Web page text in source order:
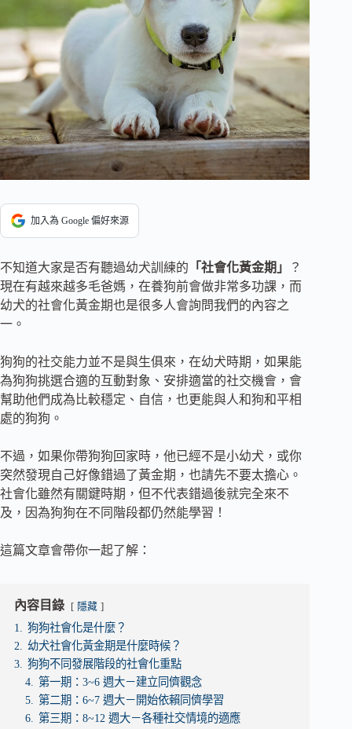
加入為 Google 偏好來源
不知道大家是否有聽過幼犬訓練的 「社會化黃金期」
？
現在有越來越多毛爸媽，在養狗前會做非常多功課，而
幼犬的社會化黃金期也是很多人會詢問我們的內容之
一。
‍狗狗的社交能力並不是與生俱來，在幼犬時期，如果能
為狗狗挑選合適的互動對象、安排適當的社交機會，會
幫助他們成為比較穩定、自信，也更能與人和狗和平相
處的狗狗。
‍不過，如果你帶狗狗回家時，他已經不是小幼犬，或你
突然發現自己好像錯過了黃金期，也請先不要太擔心。
社會化雖然有關鍵時期，但不代表錯過後就完全來不
及，因為狗狗在不同階段都仍然能學習！
這篇文章會帶你一起了解：
內容目錄 隱藏
1. 狗狗社會化是什麼？
2. 幼犬社會化黃金期是什麼時候？
3. 狗狗不同發展階段的社會化重點
4. 第一期：3~6 週大－建立同儕觀念
5. 第二期：6~7 週大－開始依賴同儕學習
6. 第三期：8~12 週大－各種社交情境的適應